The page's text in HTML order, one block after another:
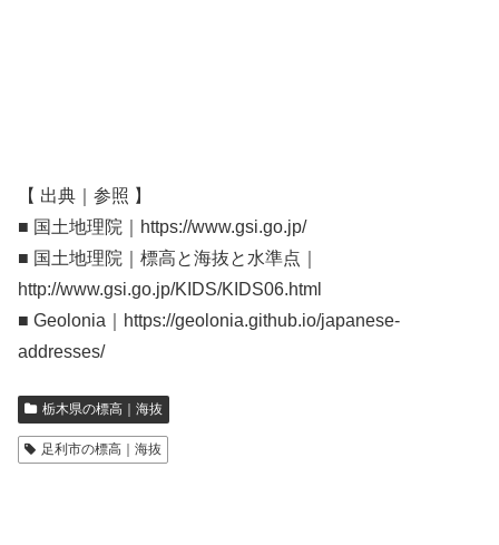
【 出典｜参照 】
■ 国土地理院｜https://www.gsi.go.jp/
■ 国土地理院｜標高と海抜と水準点｜
http://www.gsi.go.jp/KIDS/KIDS06.html
■ Geolonia｜https://geolonia.github.io/japanese-
addresses/
栃木県の標高｜海抜
足利市の標高｜海抜